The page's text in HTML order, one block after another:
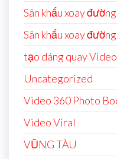
Sân khấu xoay
Sân khấu xoay
tạo dáng quay Video
Uncategorized
Video 360 Photo
Video Viral
VŨNG TÀU